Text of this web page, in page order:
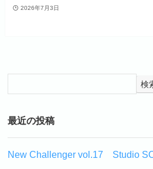
2026年7月3日
検
最近の投稿
New Challenger vol.17 Studio